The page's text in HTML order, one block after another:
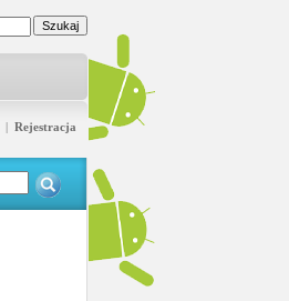
| Rejestracja